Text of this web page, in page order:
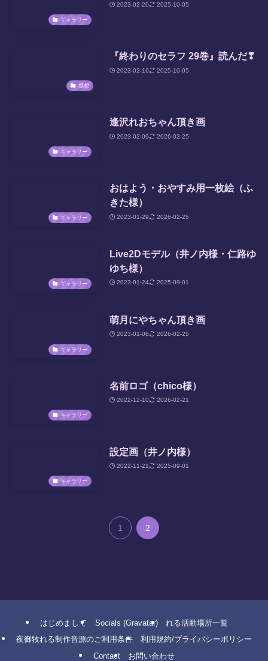
ギャラリー
2023-02-20 2025-10-05
感想
『終わりのセラフ 29巻』読んだ❣
2023-02-16 2025-10-05
ギャラリー
逢沢れおちゃん頂き画
2023-02-09 2026-02-25
ギャラリー
おはよう・おやすみ用一枚絵（ふ
きた様）
2023-01-29 2026-02-25
ギャラリー
Live2Dモデル（井ノ内様・仁路ゆ
ゆち様）
2023-01-24 2025-09-01
ギャラリー
萌月にやちゃん頂き画
2023-01-06 2026-02-25
ギャラリー
名前ロゴ（chico様）
2022-12-10 2026-02-21
ギャラリー
設定画（井ノ内様）
2022-11-21 2025-09-01
1 2
はじめまして Socials (Gravatar)
れる活動場所一覧
夜御牧れる制作音源のご利用条件
利用規約/プライバシーポリシー
Contact
お問い合わせ